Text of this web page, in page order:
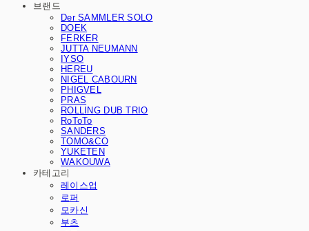
브랜드
Der SAMMLER SOLO
DOEK
FERKER
JUTTA NEUMANN
IYSO
HEREU
NIGEL CABOURN
PHIGVEL
PRAS
ROLLING DUB TRIO
RoToTo
SANDERS
TOMO&CO
YUKETEN
WAKOUWA
카테고리
레이스업
로퍼
모카신
부츠